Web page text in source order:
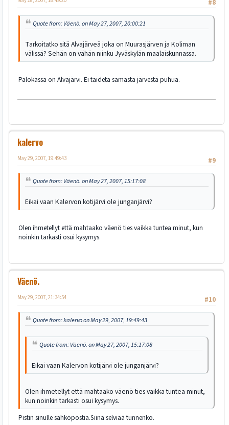
#8
Quote from: Väenö. on May 27, 2007, 20:00:21
Tarkoitatko sitä Alvajärveä joka on Muurasjärven ja Koliman
välissä? Sehän on vähän niinku Jyväskylän maalaiskunnassa.
Palokassa on Alvajärvi. Ei taideta samasta järvestä puhua.
kalervo
#9
May 29, 2007, 19:49:43
Quote from: Väenö. on May 27, 2007, 15:17:08
Eikai vaan Kalervon kotijärvi ole junganjärvi?
Olen ihmetellyt että mahtaako väenö ties vaikka tuntea minut, kun
noinkin tarkasti osui kysymys.
Väenö.
#10
May 29, 2007, 21:34:54
Quote from: kalervo on May 29, 2007, 19:49:43
Quote from: Väenö. on May 27, 2007, 15:17:08
Eikai vaan Kalervon kotijärvi ole junganjärvi?
Olen ihmetellyt että mahtaako väenö ties vaikka tuntea minut,
kun noinkin tarkasti osui kysymys.
Pistin sinulle sähköpostia.Siinä selviää tunnenko.